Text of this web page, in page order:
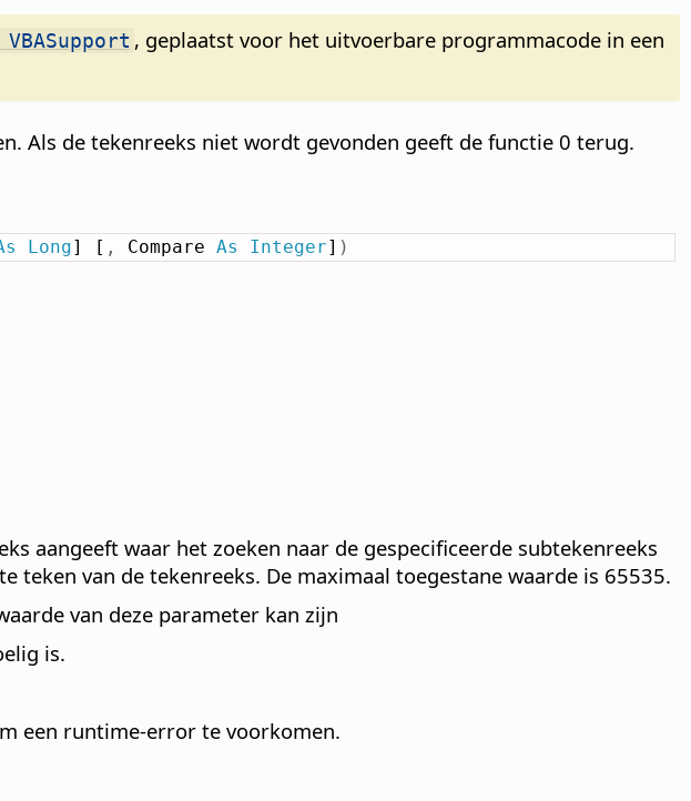
, geplaatst voor het uitvoerbare programmacode in een
Als de tekenreeks niet wordt gevonden geeft de functie 0 terug.
Long] [ , Compare As Integer] )
aangeeft waar het zoeken naar de gespecificeerde subtekenreeks
van de tekenreeks. De maximaal toegestane waarde is 65535.
van deze parameter kan zijn
is.
een runtime-error te voorkomen.